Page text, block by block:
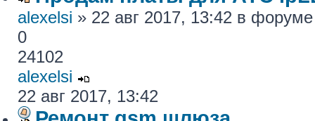
alexelsi » 22 авг 2017, 13:42 в
0
24102
alexelsi
22 авг 2017, 13:42